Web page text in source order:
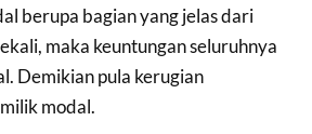
berupa bagian yang jelas dari
maka keuntungan seluruhnya
Demikian pula kerugian
modal.